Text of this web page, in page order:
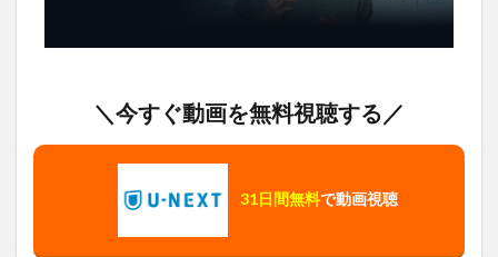
＼今すぐ動画を無料視聴する／
31日間無料で動画視聴